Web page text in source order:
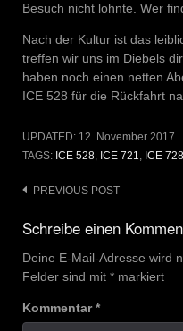
Besuch nicht lohnte. Wer
Nach der Kultur ist das
treffen wir uns im Diebels
haben noch einen netten
ICE 528 für die Rückfahrt
UPDATED: 12. November 2017
TAGS: ICE 528, ICE 721, ICE 728
Post
navigation
PREVIOUS POST
Schreibe einen
Deine E-Mail-Adresse wird
Felder sind mit * markiert
Kommentar*